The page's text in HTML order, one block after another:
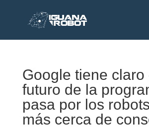
Google tiene claro
futuro de la
pasa por los
más cerca de